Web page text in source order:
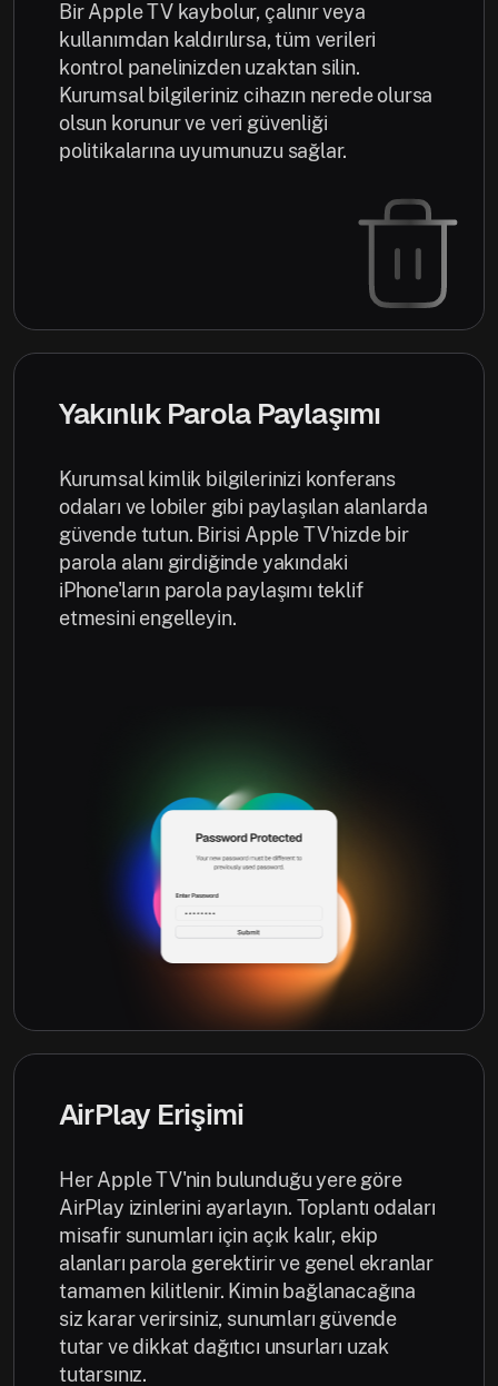
Bir Apple TV kaybolur, çalınır veya
kullanımdan kaldırılırsa, tüm verileri
kontrol panelinizden uzaktan silin.
Kurumsal bilgileriniz cihazın nerede olursa
olsun korunur ve veri güvenliği
politikalarına uyumunuzu sağlar.
Yakınlık Parola Paylaşımı
Kurumsal kimlik bilgilerinizi konferans
odaları ve lobiler gibi paylaşılan alanlarda
güvende tutun. Birisi Apple TV'nizde bir
parola alanı girdiğinde yakındaki
iPhone'ların parola paylaşımı teklif
etmesini engelleyin.
AirPlay Erişimi
Her Apple TV'nin bulunduğu yere göre
AirPlay izinlerini ayarlayın. Toplantı odaları
misafir sunumları için açık kalır, ekip
alanları parola gerektirir ve genel ekranlar
tamamen kilitlenir. Kimin bağlanacağına
siz karar verirsiniz, sunumları güvende
tutar ve dikkat dağıtıcı unsurları uzak
tutarsınız.